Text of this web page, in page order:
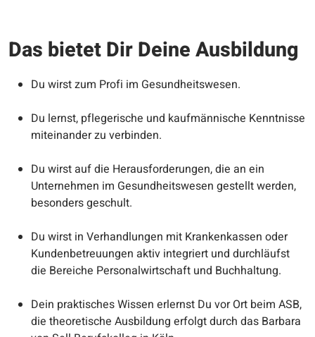
Das bietet Dir Deine Ausbildung
Du wirst zum Profi im Gesundheitswesen.
Du lernst, pflegerische und kaufmännische Kenntnisse
miteinander zu verbinden.
Du wirst auf die Herausforderungen, die an ein
Unternehmen im Gesundheitswesen gestellt werden,
besonders geschult.
Du wirst in Verhandlungen mit Krankenkassen oder
Kundenbetreuungen aktiv integriert und durchläufst
die Bereiche Personalwirtschaft und Buchhaltung.
Dein praktisches Wissen erlernst Du vor Ort beim ASB,
die theoretische Ausbildung erfolgt durch das Barbara